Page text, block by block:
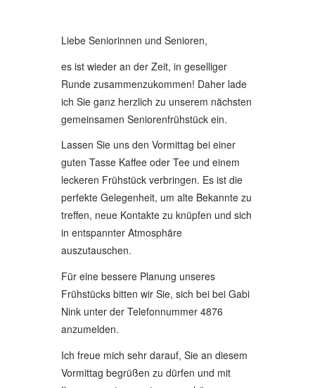
Liebe Seniorinnen und Senioren,
es ist wieder an der Zeit, in geselliger
Runde zusammenzukommen! Daher lade
ich Sie ganz herzlich zu unserem nächsten
gemeinsamen Seniorenfrühstück ein.
Lassen Sie uns den Vormittag bei einer
guten Tasse Kaffee oder Tee und einem
leckeren Frühstück verbringen. Es ist die
perfekte Gelegenheit, um alte Bekannte zu
treffen, neue Kontakte zu knüpfen und sich
in entspannter Atmosphäre
auszutauschen.
Für eine bessere Planung unseres
Frühstücks bitten wir Sie, sich bei bei Gabi
Nink unter der Telefonnummer 4876
anzumelden.
Ich freue mich sehr darauf, Sie an diesem
Vormittag begrüßen zu dürfen und mit